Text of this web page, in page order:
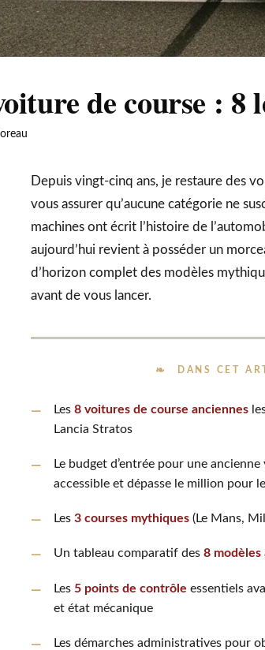
de course : 8
Depuis vingt-cinq ans, je restaure des
vous assurer qu’aucune catégorie ne
machines ont écrit l’histoire de
aujourd’hui revient à posséder un
d’horizon complet des modèles
avant de vous lancer.
DANS CET
Les 8 voitures de course anciennes
Lancia Stratos
Le budget d’entrée pour une
accessible et dépasse le million pour
Les 3 courses mythiques(Le Mans,
Un tableau comparatif des 8 modèles
Les 5 points de contrôle essentiels
et état mécanique
Les démarches administratives pour